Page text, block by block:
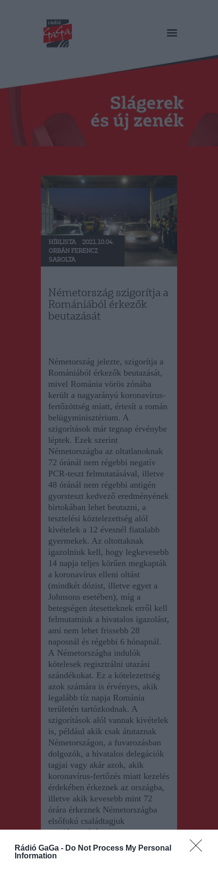
Rádió GaGa - Do Not Process My Personal
Information
RÁDIÓ GAGA
Műsorok
Duma Duba
Podcast és videók
Stáb
Kapcsolat
HÍRLISTA
2021.10.04.
ORBÁN FERENCZ
SAROLTA
Németország szigorítja a
Romániából érkezők
beutazását
Németország jelezte, szigorítja a
Romániából érkezők beutazását,
mivel Románia vörös zónába
került a nagyarányú koronavírus-
fertőzöttség miatt, értesít a román
belügyminisztérium. A
szigorítások már tegnap érvénybe
léptek. Ezek szerint
Németországba az oltatlanoknak
72 óránál nem régebbi negatív
PCR-teszt felmutatásával, illetve
48 óránál nem régebbi antigén
gyorsteszt kedvező eredményének
birtokában lehet beutazni, a
tesztelési köztelezettség alól
kivételek a 12 évesnél fiatalabb
gyermekek. Az oltottaknak
igazolniuk kell, hogy legkevesebb
14 napja teljes körűen megkapták
a koronavírus elleni oltást
(mindkét dózist, illetve egyet a
Johnsons esetében), míg a
betegségen átesetteknek erről kell
felmutatniuk a hivatalos igazolást,
ami nem lehet frissebb 28
naposnál és régebbi 6 hónapnál.
A Németországba indulók
kötelesek regisztrálni utazási
szándékukat. Ez a kötelezettség
azok számára is érvényes, akik
legalább tíz napja Románia
területén tartózkodnak. A
szigorítások alól vannak kivételek
is, például akik csak átutaznak
Németországon, a fuvarozásban
dolgozók, a hivatalos delegációk
tagjai vagy akár azok, akik
koronavírus-fertőzés miatt kezelés
érdekében érkeznek az országba,
illetve akik kevesebb mint 72
órára érkeznek Németországba
elsőfokú családtagjuk
meglátogatására.